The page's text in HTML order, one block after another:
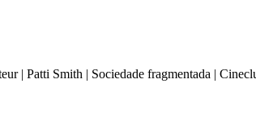
| Patti Smith | Sociedade fragmentada |